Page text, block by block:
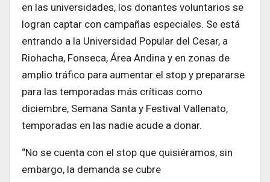
en las universidades, los donantes voluntarios se
logran captar con campañas especiales. Se está
entrando a la Universidad Popular del Cesar, a
Riohacha, Fonseca, Área Andina y en zonas de
amplio tráfico para aumentar el stop y prepararse
para las temporadas más críticas como
diciembre, Semana Santa y Festival Vallenato,
temporadas en las nadie acude a donar.
“No se cuenta con el stop que quisiéramos, sin
embargo, la demanda se cubre